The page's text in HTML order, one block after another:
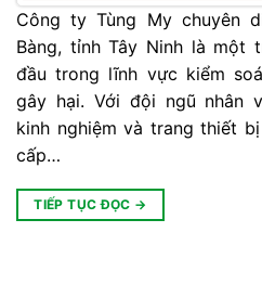
Công ty Tùng My chuyên
Bàng, tỉnh Tây Ninh là một
đầu trong lĩnh vực kiểm
gây hại. Với đội ngũ nhân
kinh nghiệm và trang thiết
cấp…
TIẾP TỤC ĐỌC →